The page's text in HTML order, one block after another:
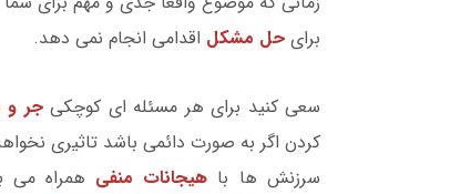
برای حل مشکل اقدامی انجام نمی دهد.
سعی کنید برای هر مسئله ای کوچکی جر و
کردن اگر به صورت دائمی باشد تاثیری
سرزنش ها با هیجانات منفی همراه می